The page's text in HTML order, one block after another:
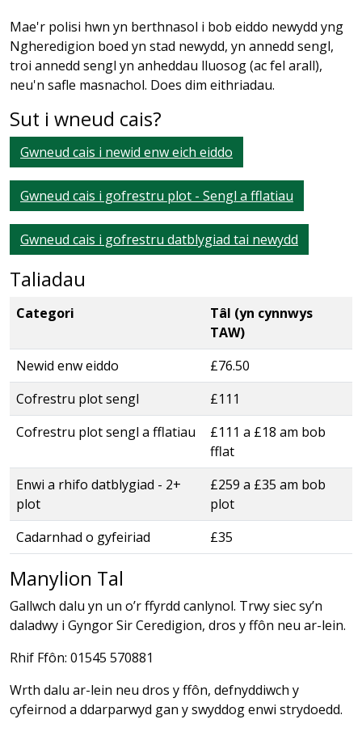
Mae'r polisi hwn yn berthnasol i bob eiddo newydd yng
Ngheredigion boed yn stad newydd, yn annedd sengl,
troi annedd sengl yn anheddau lluosog (ac fel arall),
neu'n safle masnachol. Does dim eithriadau.
Sut i wneud cais?
Gwneud cais i newid enw eich eiddo
Gwneud cais i gofrestru plot - Sengl a fflatiau
Gwneud cais i gofrestru datblygiad tai newydd
Taliadau
Categori
Tâl (yn cynnwys
TAW)
Newid enw eiddo
£76.50
Cofrestru plot sengl
£111
Cofrestru plot sengl a fflatiau
£111 a £18 am bob
fflat
Enwi a rhifo datblygiad - 2+
plot
£259 a £35 am bob
plot
Cadarnhad o gyfeiriad
£35
Manylion Tal
Gallwch dalu yn un o’r ffyrdd canlynol. Trwy siec sy’n
daladwy i Gyngor Sir Ceredigion, dros y ffôn neu ar-lein.
Rhif Ffôn: 01545 570881
Wrth dalu ar-lein neu dros y ffôn, defnyddiwch y
cyfeirnod a ddarparwyd gan y swyddog enwi strydoedd.